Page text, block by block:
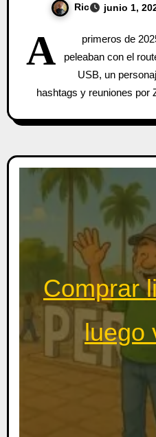
Ric junio 1,
A
primeros de
peleaban con el
USB, un
hashtags y reuniones
Comprar
luego